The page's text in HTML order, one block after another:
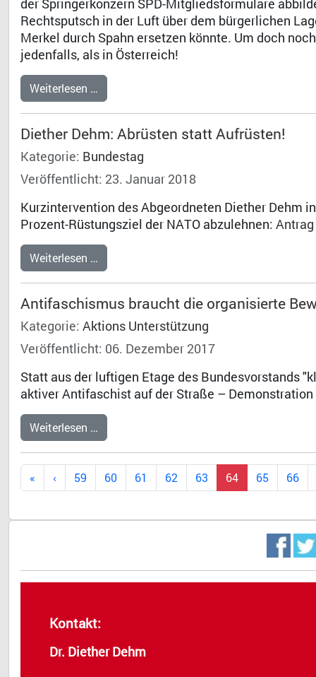
der Springerkonzern SPD-Mitgliedsformulare
Rechtsputsch in der Luft über dem bürgerlichen
Merkel durch Spahn ersetzen könnte. Um doch
jedenfalls, als in Österreich!
Weiterlesen …
Diether Dehm: Abrüsten statt Aufrüsten!
Kategorie: Bundestag
Veröffentlicht: 23. Januar 2018
Kurzintervention des Abgeordneten Diether Dehm
Prozent-Rüstungsziel der NATO abzulehnen: Antrag
Weiterlesen …
Antifaschismus braucht die organisierte
Kategorie: Aktions Unterstützung
Veröffentlicht: 06. Dezember 2017
Statt aus der luftigen Etage des Bundesvorstands
aktiver Antifaschist auf der Straße –
Weiterlesen …
59 60 61 62 63 64 65 66
Kontakt:
Dr. Diether Dehm